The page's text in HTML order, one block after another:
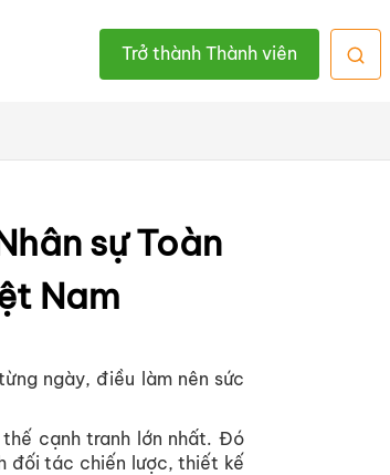
Trở thành Thành viên
sự Toàn
Nam
ngày, điều làm nên sức
cạnh tranh lớn nhất. Đó
đối tác chiến lược, thiết kế